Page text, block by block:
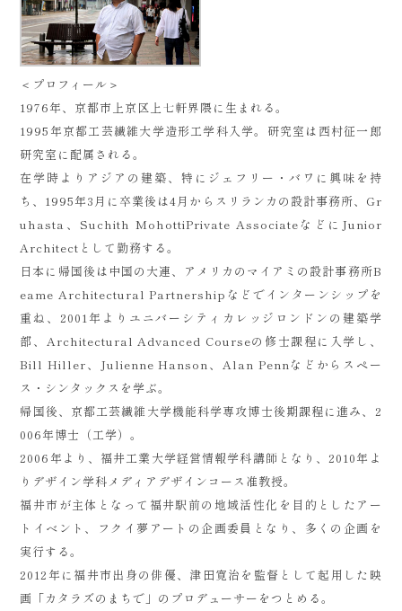
＜プロフィール＞
1976年、京都市上京区上七軒界隈に生まれる。
1995年京都工芸繊維大学造形工学科入学。研究室は西村征一郎
研究室に配属される。
在学時よりアジアの建築、特にジェフリー・バワに興味を持
ち、1995年3月に卒業後は4月からスリランカの設計事務所、Gr
uhasta、Suchith MohottiPrivate AssociateなどにJunior
Architectとして勤務する。
日本に帰国後は中国の大連、アメリカのマイアミの設計事務所B
eame Architectural Partnershipなどでインターンシップを
重ね、2001年よりユニバーシティカレッジロンドンの建築学
部、Architectural Advanced Courseの修士課程に入学し、
Bill Hiller、Julienne Hanson、Alan Pennなどからスペー
ス・シンタックスを学ぶ。
帰国後、京都工芸繊維大学機能科学専攻博士後期課程に進み、2
006年博士（工学）。
2006年より、福井工業大学経営情報学科講師となり、2010年よ
りデザイン学科メディアデザインコース准教授。
福井市が主体となって福井駅前の地域活性化を目的としたアー
トイベント、フクイ夢アートの企画委員となり、多くの企画を
実行する。
2012年に福井市出身の俳優、津田寛治を監督として起用した映
画「カタラズのまちで」のプロデューサーをつとめる。